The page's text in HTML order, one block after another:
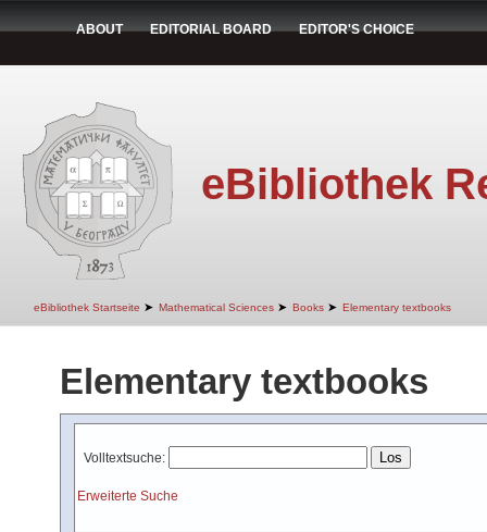
ABOUT EDITORIAL BOARD EDITOR'S CHOICE
eBibliothek
eBibliothek Startseite ➤ Mathematical Sciences ➤ Books ➤ Elementary textbooks
Elementary textbooks
Volltextsuche:
Erweiterte Suche